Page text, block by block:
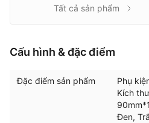
sự tối ưu và cải tiến,
Tất cả sản phẩm
Cấu hình & đặc điểm
Đặc điểm sản phẩm
Phụ
Kích
Đen,